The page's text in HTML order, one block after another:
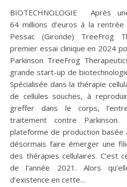
BIOTECHNOLOGIE Après une levée de fonds de
64 millions d’euros à la
Pessac (Gironde) TreeFrog
premier essai clinique en 2024
Parkinson TreeFrog
grande start-up de
Spécialisée dans la thérapie
de cellules souches, à
greffer dans le corps,
traitement contre Parkinson.
plateforme de production basée
désormais faire émerger une
des thérapies cellulaires. C’est
de l’année 2021. Alors
d’existence en cette…